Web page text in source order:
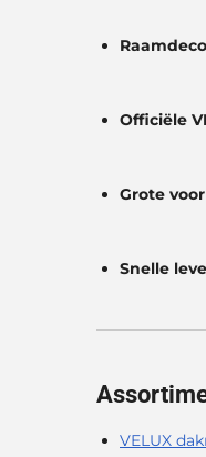
Officiële
Grote
Snelle
VELUX